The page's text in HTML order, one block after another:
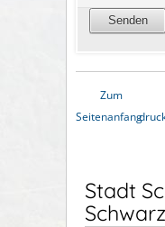
Zum
Seitenanfang
Stadt